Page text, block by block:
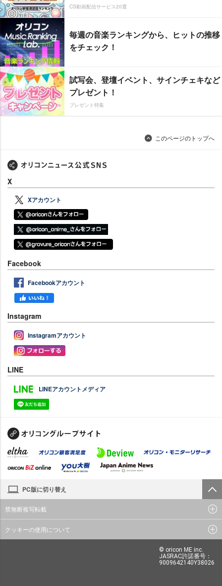
CS動画配信サービス20選
毎週の音楽ランキングから、ヒットの推移
をチェック！
試写会、登壇イベント、サインチェキなど
プレゼント！
プレゼント特集
このページのトップへ
X
Xアカウント
Facebook
Facebookアカウント
Instagram
Instagramアカウント
LINE
LINEアカウントメディア
PC版に切り替え
禁無断複写転載
クッキーの使用について
© oricon ME inc.
JASRAC許諾番号：
9009642140Y38026